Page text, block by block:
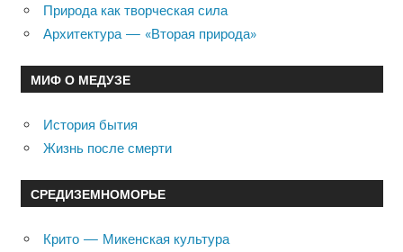
Природа как творческая сила
Архитектура — «Вторая природа»
МИФ О МЕДУЗЕ
История бытия
Жизнь после смерти
СРЕДИЗЕМНОМОРЬЕ
Крито — Микенская культура